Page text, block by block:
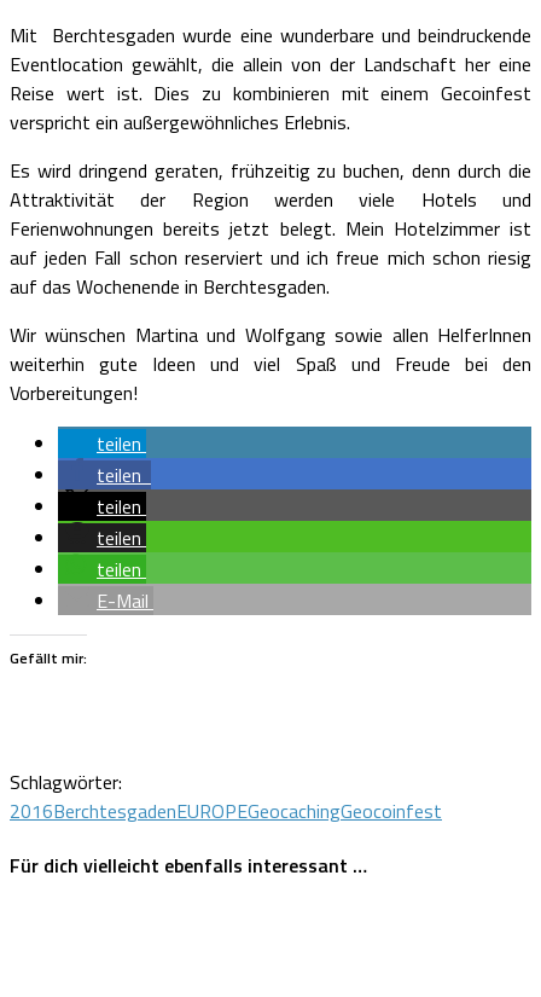
Mit Berchtesgaden wurde eine wunderbare und beindruckende
Eventlocation gewählt, die allein von der Landschaft her eine
Reise wert ist. Dies zu kombinieren mit einem Gecoinfest
verspricht ein außergewöhnliches Erlebnis.
Es wird dringend geraten, frühzeitig zu buchen, denn durch die
Attraktivität der Region werden viele Hotels und
Ferienwohnungen bereits jetzt belegt. Mein Hotelzimmer ist
auf jeden Fall schon reserviert und ich freue mich schon riesig
auf das Wochenende in Berchtesgaden.
Wir wünschen Martina und Wolfgang sowie allen HelferInnen
weiterhin gute Ideen und viel Spaß und Freude bei den
Vorbereitungen!
teilen
teilen
teilen
teilen
teilen
E-Mail
Gefällt mir:
Schlagwörter:
2016BerchtesgadenEUROPEGeocachingGeocoinfest
Für dich vielleicht ebenfalls interessant …